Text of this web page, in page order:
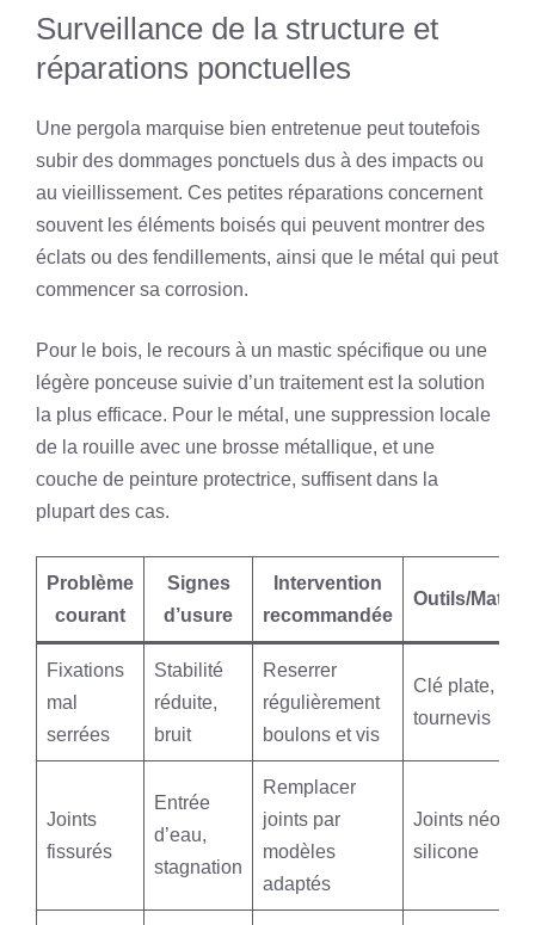
Surveillance de la structure et
réparations ponctuelles
Une pergola marquise bien entretenue peut toutefois
subir des dommages ponctuels dus à des impacts ou
au vieillissement. Ces petites réparations concernent
souvent les éléments boisés qui peuvent montrer des
éclats ou des fendillements, ainsi que le métal qui peut
commencer sa corrosion.
Pour le bois, le recours à un mastic spécifique ou une
légère ponceuse suivie d’un traitement est la solution
la plus efficace. Pour le métal, une suppression locale
de la rouille avec une brosse métallique, et une
couche de peinture protectrice, suffisent dans la
plupart des cas.
Problème
courant
Signes
d’usure
Intervention
recommandée
Outils/
Fixations
mal
serrées
Stabilité
réduite,
bruit
Reserrer
régulièrement
boulons et vis
Clé plate,
tournevis
Joints
fissurés
Entrée
d’eau,
stagnation
Remplacer
joints par
modèles
adaptés
Joints
silicone